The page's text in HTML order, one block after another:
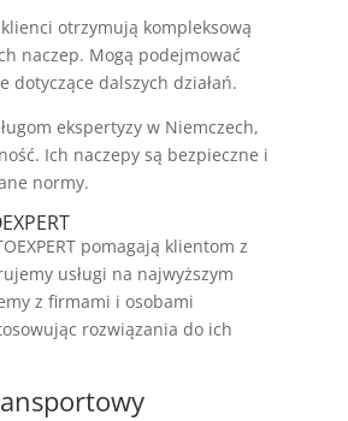
otrzymują kompleksową
naczep. Mogą podejmować
dotyczące dalszych działań.
ekspertyzy w Niemczech,
Ich naczepy są bezpieczne i
normy.
pomagają klientom z
usługi na najwyższym
z firmami i osobami
rozwiązania do ich